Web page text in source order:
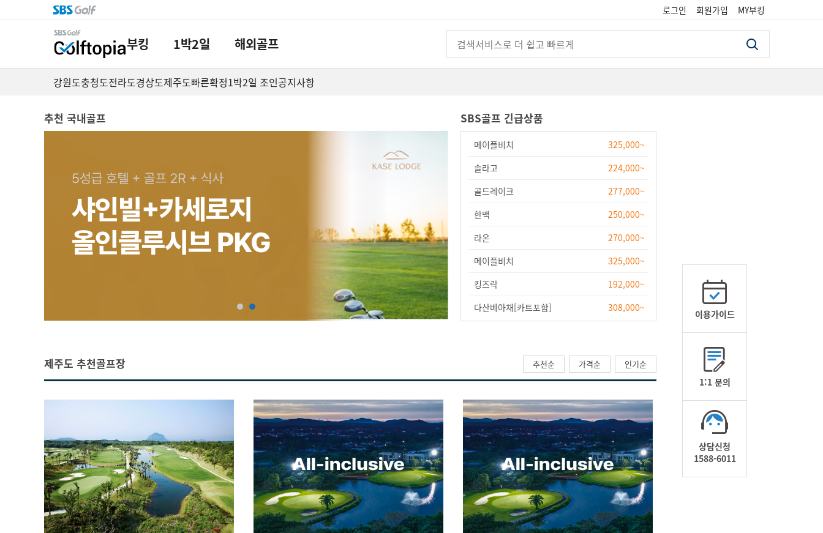
로그인 회원가입 MY부킹
부킹 1박2일 해외골프 검색
강원도충청도전라도경상도제주도빠른확정1박2일 조인공지사항
추천 국내골프 SBS골프 긴급상품
메이플비치
325,000~
솔라고
224,000~
골드레이크
277,000~
한맥
250,000~
라온
270,000~
메이플비치
325,000~
킹즈락
192,000~
다산베아채[카트포함]
308,000~
제주도 추천골프장 추천순 가격순 인기순
이용가이드
1:1 문의
상담신청
1588-6011